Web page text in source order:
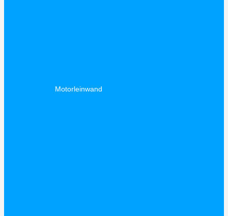
Motorleinwand